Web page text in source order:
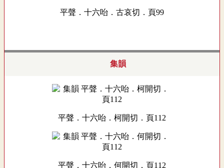
平聲．十六咍．古哀切．頁99
集韻
平聲．十六咍．柯開切．頁112
平聲．十六咍．何開切．頁112